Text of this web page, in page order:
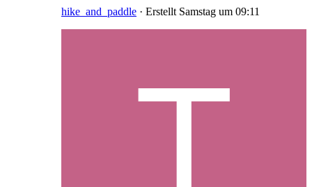
hike_and_paddle · Erstellt Samstag um 09:11